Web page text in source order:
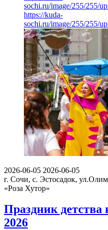
sochi.ru/image/255/255/
https://kuda-
sochi.ru/image/255/255/
2026-06-05 2026-06-05
г. Сочи, с. Эстосадок,
«Роза Хутор»
Праздник детства
2026